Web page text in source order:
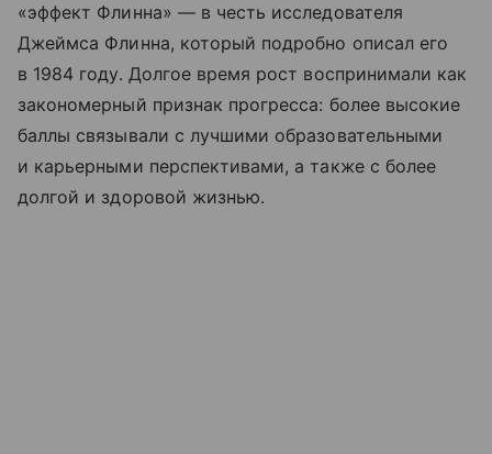
«эффект Флинна» — в честь исследователя
Джеймса Флинна, который подробно описал его
в 1984 году. Долгое время рост воспринимали как
закономерный признак прогресса: более высокие
баллы связывали с лучшими образовательными
и карьерными перспективами, а также с более
долгой и здоровой жизнью.